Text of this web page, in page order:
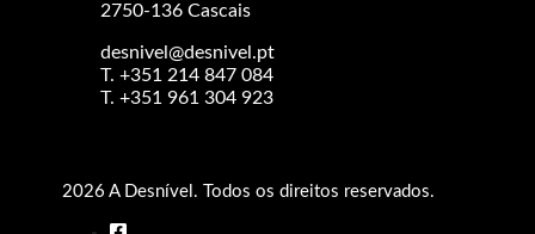
2750-136 Cascais
desnivel@desnivel.pt
T. +351 214 847 084
T. +351 961 304 923
2026 A Desnível. Todos os direitos reservados.